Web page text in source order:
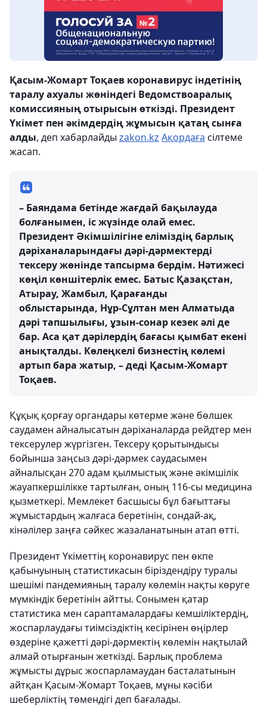
Қасым-Жомарт Тоқаев коронавирус індетінің
таралу ахуалы жөніндегі Ведомствоаралық
комиссияның отырысын өткізді. Президент
Үкімет пен әкімдердің жұмысын қатаң сынға
алды, деп хабарлайды zakon.kz Ақордаға сілтеме
жасап.
– Баяндама бетінде жағдай бақылауда
болғанымен, іс жүзінде олай емес.
Президент Әкімшілігіне еліміздің барлық
дәріханаларындағы дәрі-дәрмектерді
тексеру жөнінде тапсырма бердім. Нәтижесі
көңіл көншітерлік емес. Батыс Қазақстан,
Атырау, Жамбыл, Қарағанды
облыстарында, Нұр-Сұлтан мен Алматыда
дәрі тапшылығы, ұзын-сонар кезек әлі де
бар. Аса қат дәрілердің бағасы қымбат екені
анықталды. Көлеңкелі бизнестің көлемі
артып бара жатыр, – деді Қасым-Жомарт
Тоқаев.
Құқық қорғау органдары көтерме және бөлшек
саудамен айналысатын дәріханаларда рейдтер мен
тексерулер жүргізген. Тексеру қорытындысы
бойынша заңсыз дәрі-дәрмек саудасымен
айналысқан 270 адам қылмыстық және әкімшілік
жауапкершілікке тартылған, оның 116-сы медицина
қызметкері. Мемлекет басшысы бұл бағыттағы
жұмыстардың жалғаса беретінін, сондай-ақ,
кінәлілер заңға сәйкес жазаланатынын атап өтті.
Президент Үкіметтің коронавирус пен өкпе
қабынуының статистикасын біріздендіру туралы
шешімі пандемияның таралу көлемін нақты көруге
мүмкіндік беретінін айтты. Сонымен қатар
статистика мен сараптамалардағы кемшіліктердің,
жоспарлаудағы тиімсіздіктің кесірінен өңірлер
өздеріне қажетті дәрі-дәрмектің көлемін нақтылай
алмай отырғанын жеткізді. Барлық проблема
жұмысты дұрыс жоспарламаудан басталатынын
айтқан Қасым-Жомарт Тоқаев, мұны кәсіби
шеберліктің төмендігі деп бағалады.